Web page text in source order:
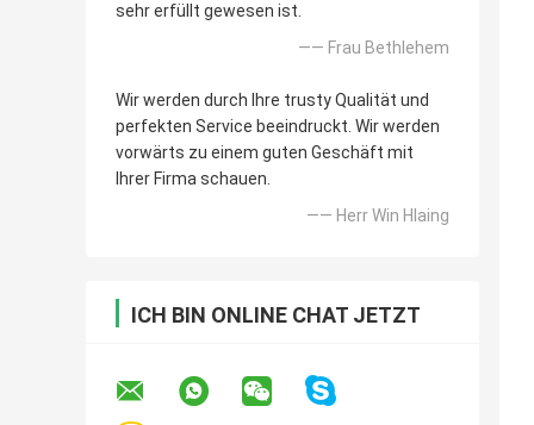
sehr erfüllt gewesen ist.
—— Frau Bethlehem
Wir werden durch Ihre trusty Qualität und
perfekten Service beeindruckt. Wir werden
vorwärts zu einem guten Geschäft mit
Ihrer Firma schauen.
—— Herr Win Hlaing
ICH BIN ONLINE CHAT JETZT